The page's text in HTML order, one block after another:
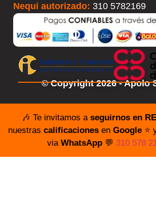
Nequi autorizado: 310 5782169
© Copyright 2026 - Apolo
🎶 Te invitamos a seguirnos en
nuestras calificacionesen Google⭐️
via WhatsApp💬 310 578